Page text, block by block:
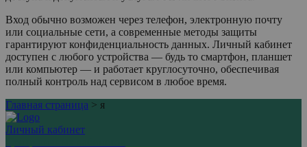
Вход обычно возможен через телефон, электронную почту
или социальные сети, а современные методы защиты
гарантируют конфиденциальность данных. Личный кабинет
доступен с любого устройства — будь то смартфон, планшет
или компьютер — и работает круглосуточно, обеспечивая
полный контроль над сервисом в любое время.
Главная страница > я
Личный кабинет